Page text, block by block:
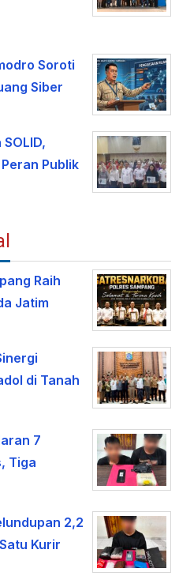
Soroti
Siber
Publik
Raih
Jatim
di Tanah
7
Tiga
2,2
Kurir